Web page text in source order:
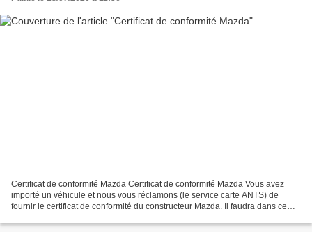
Certificat de conformité Mazda Certificat de conformité Mazda Vous avez
importé un véhicule et nous vous réclamons (le service carte ANTS) de
fournir le certificat de conformité du constructeur Mazda. Il faudra dans ce